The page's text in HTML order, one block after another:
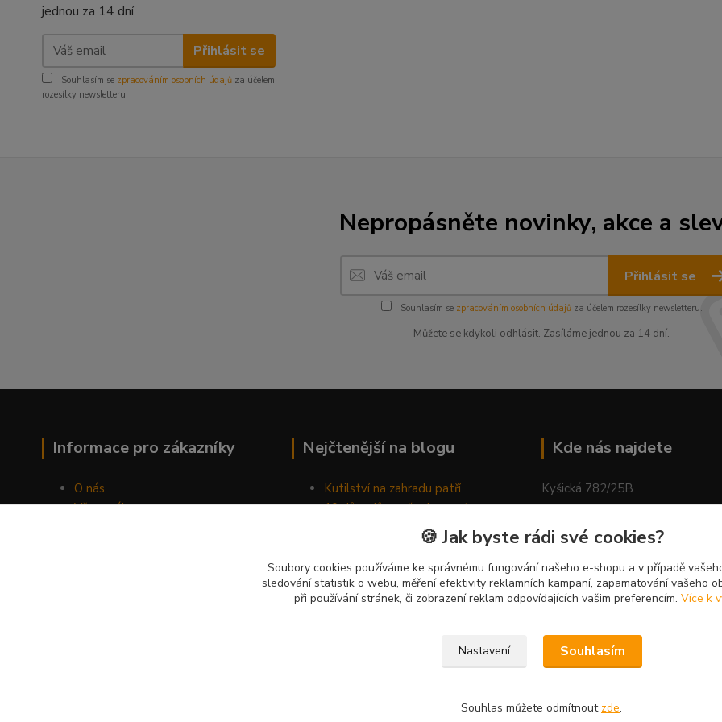
jednou za 14 dní.
Přihlásit se
Souhlasím se zpracováním osobních údajů za účelem
rozesílky newsletteru.
Nepropásněte novinky, akce a
Přihlásit se
Souhlasím se zpracováním osobních údajůza účelem rozesílky newsletteru.
Můžete se kdykoli odhlásit. Zasíláme jednou za 14 dní.
Informace pro zákazníky
O nás
Vše o nákupu
Nejčtenější na blogu
Kutilství na zahradu patří
10 důvodů, proč relaxovat
chozením do přírody
Jak správně pěstovat tulipány
Náhodně generovaný článek
Kde nás najdete
Kyšická 782/25B
🍪 Jak byste rádi své cookies?
Soubory cookies používáme ke správnému fungování našeho e-shopu a v případě
sledování statistik o webu, měření efektivity reklamních kampaní, zapamatování vašeho
při používání stránek, či zobrazení reklam odpovídajících vašim preferencím. Více k
Nastavení Souhlasím
Souhlas můžete odmítnout zde.